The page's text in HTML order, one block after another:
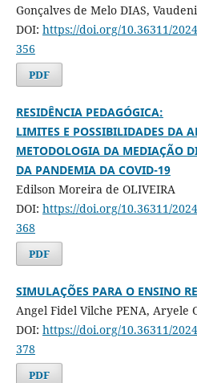
Gonçalves de Melo DIAS,
DOI: https://doi.org/10.36311/
356
PDF
RESIDÊNCIA PEDAGÓGICA:
LIMITES E POSSIBILIDADES DA
METODOLOGIA DA MEDIAÇÃO
DA PANDEMIA DA COVID-19
Edilson Moreira de OLIVEIRA
DOI: https://doi.org/10.36311/
368
PDF
SIMULAÇÕES PARA O ENSINO
Angel Fidel Vilche PENA, Aryele
DOI: https://doi.org/10.36311/
378
PDF